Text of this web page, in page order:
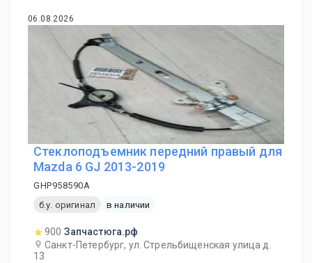
06.08.2026
Стеклоподъемник передний правый для
Mazda 6 GJ 2013-2019
GHP958590A
б.у. оригинал
в наличии
900 Запчастюга.рф
Санкт-Петербург, ул. Стрельбищенская улица д.
13